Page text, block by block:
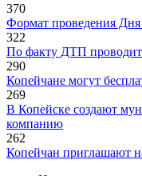
370
Формат проведения
322
По факту ДТП
290
Копейчане могут
269
В Копейске создают
компанию
262
Копейчан приглашают